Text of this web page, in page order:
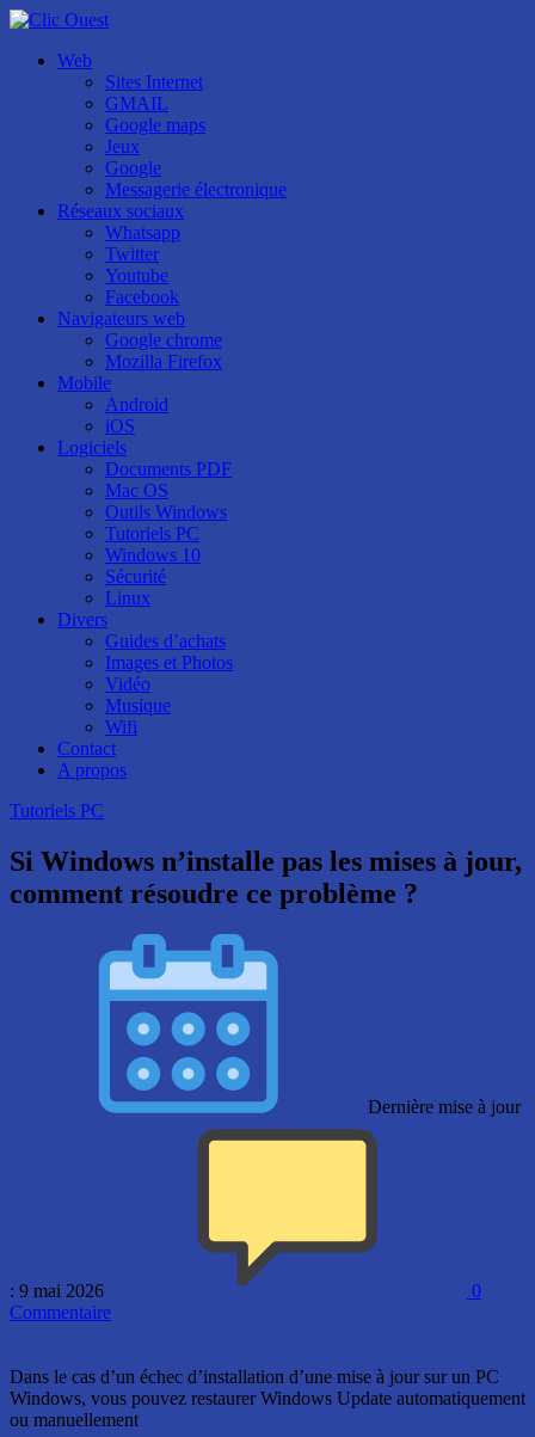
Web
Sites Internet
GMAIL
Google maps
Jeux
Google
Messagerie électronique
Réseaux sociaux
Whatsapp
Twitter
Youtube
Facebook
Navigateurs web
Google chrome
Mozilla Firefox
Mobile
Android
iOS
Logiciels
Documents PDF
Mac OS
Outils Windows
Tutoriels PC
Windows 10
Sécurité
Linux
Divers
Guides d’achats
Images et Photos
Vidéo
Musique
Wifi
Contact
A propos
Tutoriels PC
Si Windows n’installe pas les mises à jour,
comment résoudre ce problème ?
Dernière mise à jour
: 9 mai 2026
0
Commentaire
Dans le cas d’un échec d’installation d’une mise à jour sur un PC
Windows, vous pouvez restaurer Windows Update automatiquement
ou manuellement